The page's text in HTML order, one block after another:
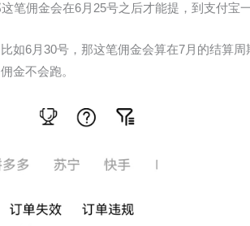
笔佣金会在6月25号之后才能提，到支付宝一
如6月30号，那这笔佣金会算在7月的结算
金不会跑。